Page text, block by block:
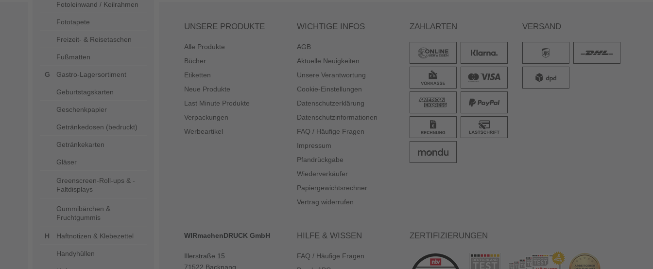
Fotoleinwand / Keilrahmen
Fototapete
Freizeit- & Reisetaschen
Fußmatten
Gastro-Lagersortiment
Geburtstagskarten
Geschenkpapier
Getränkedosen (bedruckt)
Getränkekarten
Gläser
Greenscreen-Roll-ups & -
Faltdisplays
Gummibärchen &
Fruchtgummis
Haftnotizen & Klebezettel
Handyhüllen
UNSERE PRODUKTE
Alle Produkte
Bücher
Etiketten
Neue Produkte
Last Minute Produkte
Verpackungen
Werbeartikel
WICHTIGE INFOS
AGB
Aktuelle Neuigkeiten
Unsere Verantwortung
Cookie-Einstellungen
Datenschutzerklärung
Datenschutzinformationen
FAQ / Häufige Fragen
Impressum
Pfandrückgabe
Wiederverkäufer
Papiergewichtsrechner
Vertrag widerrufen
ZAHLARTEN VERSAND
WIRmachenDRUCK GmbH
Illerstraße 15
71522 Backnang
HILFE & WISSEN
FAQ / Häufige Fragen
ZERTIFIZIERUNGEN